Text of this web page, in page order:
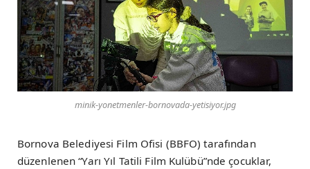
minik-yonetmenler-bornovada-yetisiyor.jpg
Bornova Belediyesi Film Ofisi (BBFO) tarafından
düzenlenen “Yarı Yıl Tatili Film Kulübü”nde çocuklar,